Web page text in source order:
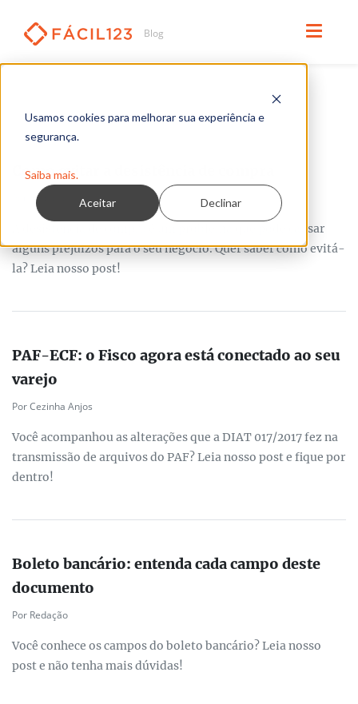
Usamos cookies para melhorar sua experiência e
segurança.
Saiba mais.
Aceitar Declinar
TODOS OS ARTIGOS
Como evitar a desistência de compra
Por Redação
A desistência de compra é um problema que pode causar
alguns prejuízos para o seu negócio. Quer saber como evitá-
la? Leia nosso post!
PAF-ECF: o Fisco agora está conectado ao seu
varejo
Por Cezinha Anjos
Você acompanhou as alterações que a DIAT 017/2017 fez na
transmissão de arquivos do PAF? Leia nosso post e fique por
dentro!
Boleto bancário: entenda cada campo deste
documento
Por Redação
Você conhece os campos do boleto bancário? Leia nosso
post e não tenha mais dúvidas!